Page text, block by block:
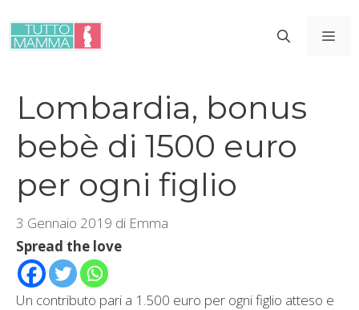
contenuto
Lombardia, bonus
bebè di 1500 euro
per ogni figlio
3 Gennaio 2019 di Emma
Spread the love
Un contributo pari a 1.500 euro per ogni figlio atteso e